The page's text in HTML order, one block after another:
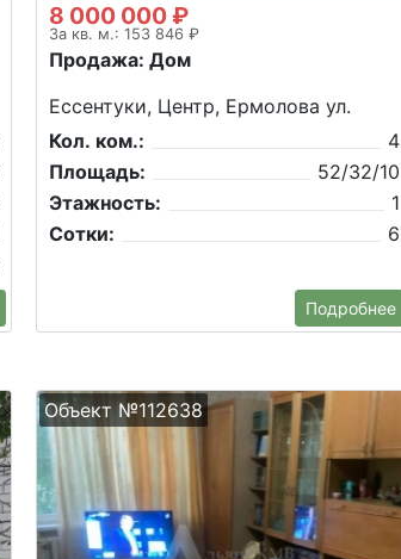
8 000 000 ₽
За кв. м.: 153 846 ₽
Продажа: Дом
Ессентуки, Центр, Ермолова ул.
Кол. ком.:
4
Площадь:
52/32/10
Этажность:
1
Сотки:
6
Подробнее
Объект №112638